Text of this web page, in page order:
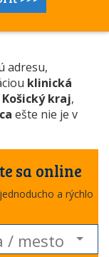
adresu,
klinická
Košický kraj,
ešte nie je v
sa online
a rýchlo